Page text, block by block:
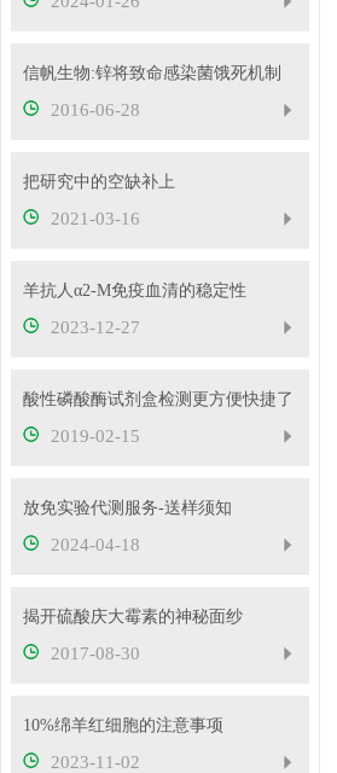
信帆生物:锌将致命感染菌饿死机制
2016-06-28
把研究中的空缺补上
2021-03-16
羊抗人α2-M免疫血清的稳定性
2023-12-27
酸性磷酸酶试剂盒检测更方便快捷了
2019-02-15
放免实验代测服务-送样须知
2024-04-18
揭开硫酸庆大霉素的神秘面纱
2017-08-30
10%绵羊红细胞的注意事项
2023-11-02